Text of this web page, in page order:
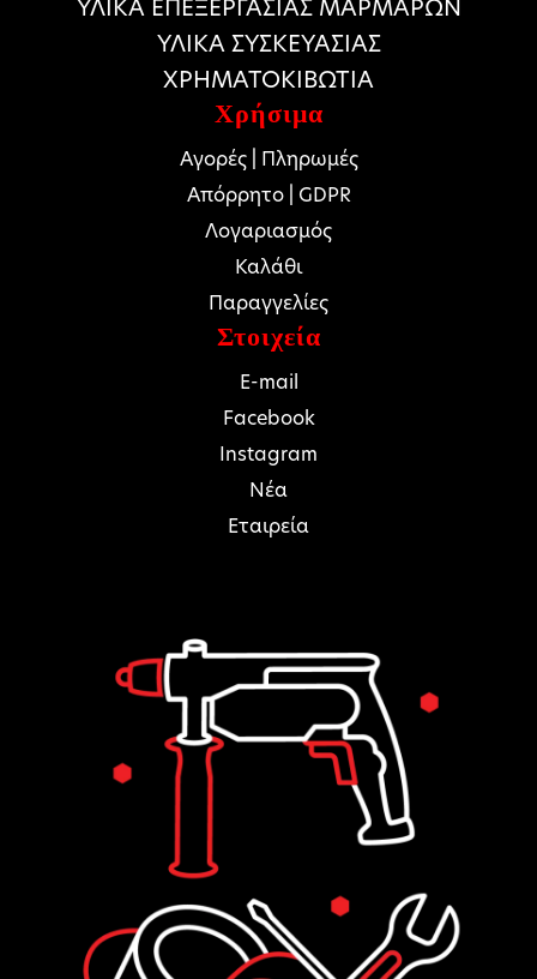
ΥΛΙΚΑ ΕΠΕΞΕΡΓΑΣΙΑΣ ΜΑΡΜΑΡΩΝ
ΥΛΙΚΑ ΣΥΣΚΕΥΑΣΙΑΣ
ΧΡΗΜΑΤΟΚΙΒΩΤΙΑ
Χρήσιμα
Αγορές | Πληρωμές
Απόρρητο | GDPR
Λογαριασμός
Καλάθι
Παραγγελίες
Στοιχεία
E-mail
Facebook
Instagram
Νέα
Εταιρεία